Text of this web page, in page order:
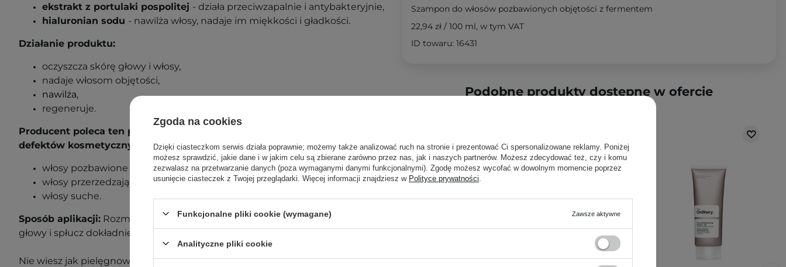
ekstrakt z portulaki pospolitej - działa przeciwzapalnie i antybakteryjnie,
hialuronian sodu - nawilża włosy, nadaje im miękkości i gładkości.
Działanie produktu:
oczyszcza skórę głowy i włosy,
nadaje włosom objętości,
nawilża,
regeneruje.
Producent poleca ten produkt dla następujących rodzajów włosów i
defektów kosmetycznych:
włosy pozbawione objętości,
włosy przerzedzające się,
włosy suche.
Sposób aplikacji: Rozmasuj niewielką ilość szamponu na zwilżonej skórze
głowy i spłucz dokładnie wodą. Powtórz czynność w razie potrzeby.
Nie wiesz jak pielęgnować swoje włosy? Sprawdź naszewpisy blogowe o
Szampon do włosów pozbawionych objętości z fermentem
22,94 zł / 100 ml, w tym VAT
ID towaru: 16431
Podobne produkty dostępne w ofercie
Zgoda na cookies
Dzięki ciasteczkom serwis działa poprawnie; możemy także analizować ruch na stronie i prezentować Ci spersonalizowane reklamy. Poniżej
możesz sprawdzić, jakie dane i w jakim celu są zbierane zarówno przez nas, jak i naszych partnerów. Możesz zdecydować też, czy i komu
zezwalasz na przetwarzanie danych (poza wymaganymi danymi funkcjonalnymi). Zgodę możesz wycofać w dowolnym momencie poprzez
usunięcie ciasteczek z Twojej przeglądarki. Więcej informacji znajdziesz w Polityce prywatności
Funkcjonalne pliki cookie (wymagane) Zawsze aktywne
Analityczne pliki cookie